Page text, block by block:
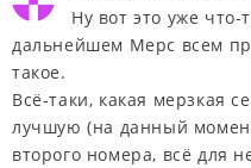
Ну вот это уже что-
дальнейшем Мерс всем
такое.
Всё-таки, какая мерзкая
лучшую (на данный
второго номера, всё для